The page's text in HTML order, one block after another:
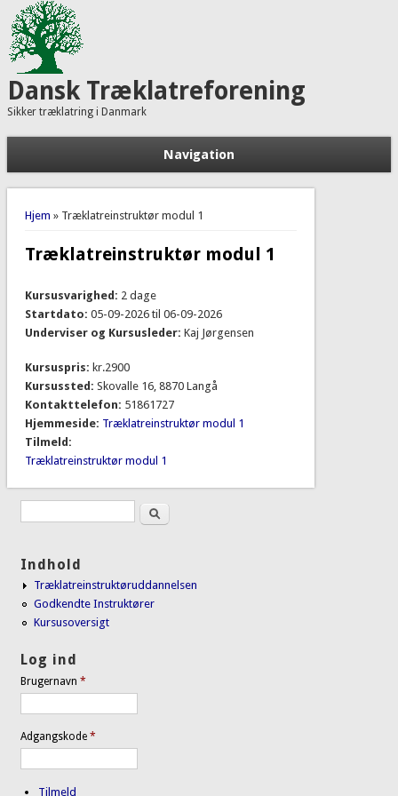
Dansk Træklatreforening
Sikker træklatring i Danmark
Navigation
Du er her
Hjem » Træklatreinstruktør modul 1
Træklatreinstruktør modul 1
Kursusvarighed: 2 dage
Startdato: 05-09-2026til 06-09-2026
Underviser og Kursusleder: Kaj Jørgensen
Kursuspris: kr.2900
Kursussted: Skovalle 16, 8870 Langå
Kontakttelefon: 51861727
Hjemmeside: Træklatreinstruktør modul 1
Tilmeld:
Træklatreinstruktør modul 1
Søgefelt Søg
Indhold
Træklatreinstruktøruddannelsen
Godkendte Instruktører
Kursusoversigt
Log ind
Brugernavn*
Adgangskode*
Tilmeld